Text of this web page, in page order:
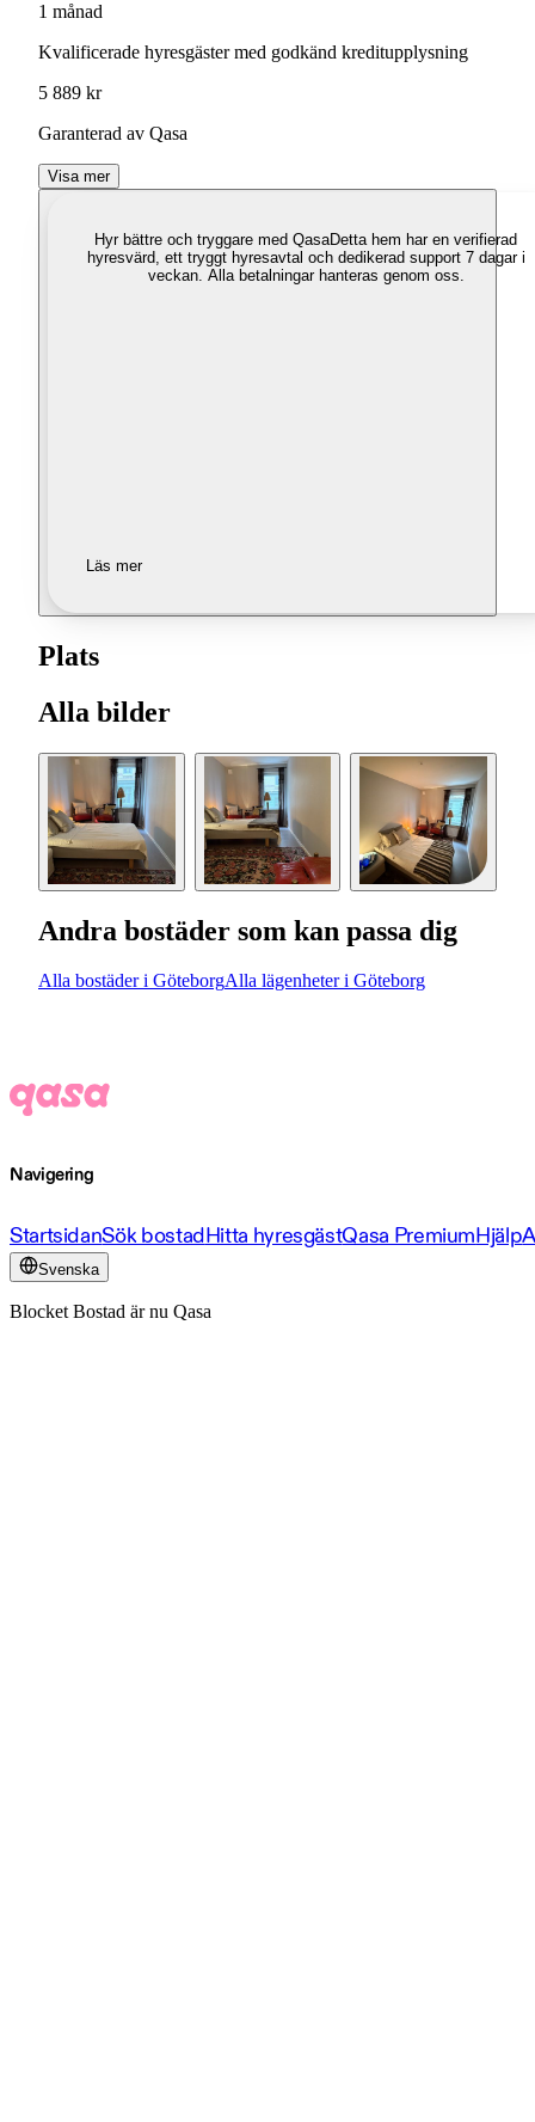
1 månad
Kvalificerade hyresgäster med godkänd kreditupplysning
5 889 kr
Garanterad av Qasa
Visa mer
Hyr bättre och tryggare med QasaDetta hem har en verifierad
hyresvärd, ett tryggt hyresavtal och dedikerad support 7 dagar i
veckan. Alla betalningar hanteras genom oss.
Läs mer
Plats
Alla bilder
Andra bostäder som kan passa dig
Alla bostäder i GöteborgAlla lägenheter i Göteborg
Navigering
StartsidanSök bostadHitta hyresgästQasa PremiumHjälp
Svenska
Blocket Bostad är nu Qasa